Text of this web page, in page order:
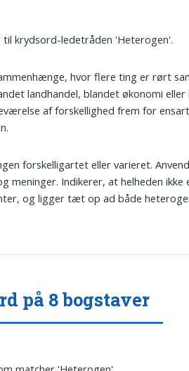
krydsord-ledetråden 'Heterogen'.
hvor flere ting er rørt
landhandel, blandet økonomi
af forskellighed frem for
forskelligartet eller varieret.
meninger. Indikerer, at helheden ikke
og ligger tæt op ad både
på 8 bogstaver